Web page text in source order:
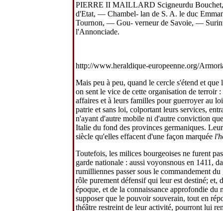
PIERRE II MAILLARD Scigneurdu
d'Etat, — Chambel- lan de S. A. le duc
Tournon, — Gou- verneur de Savoie, —
l'Annonciade.
http://www.heraldique-europeenne.org/
Mais peu à peu, quand le cercle s'étend et
on sent le vice de cette organisation de terroir
affaires et à leurs familles pour guerroyer au
patrie et sans loi, colportant leurs services,
n'ayant d'autre mobile ni d'autre conviction
Italie du fond des provinces germaniques.
siècle qu'elles effacent d'une façon marquée
Toutefois, les milices bourgeoises ne furent
garde nationale : aussi voyonsnous en 1411,
rumilliennes passer sous le commandement
rôle purement défensif qui leur est destiné; et,
époque, et de la connaissance approfondie du
supposer que le pouvoir souverain, tout en
théâtre restreint de leur activité, pourront lui